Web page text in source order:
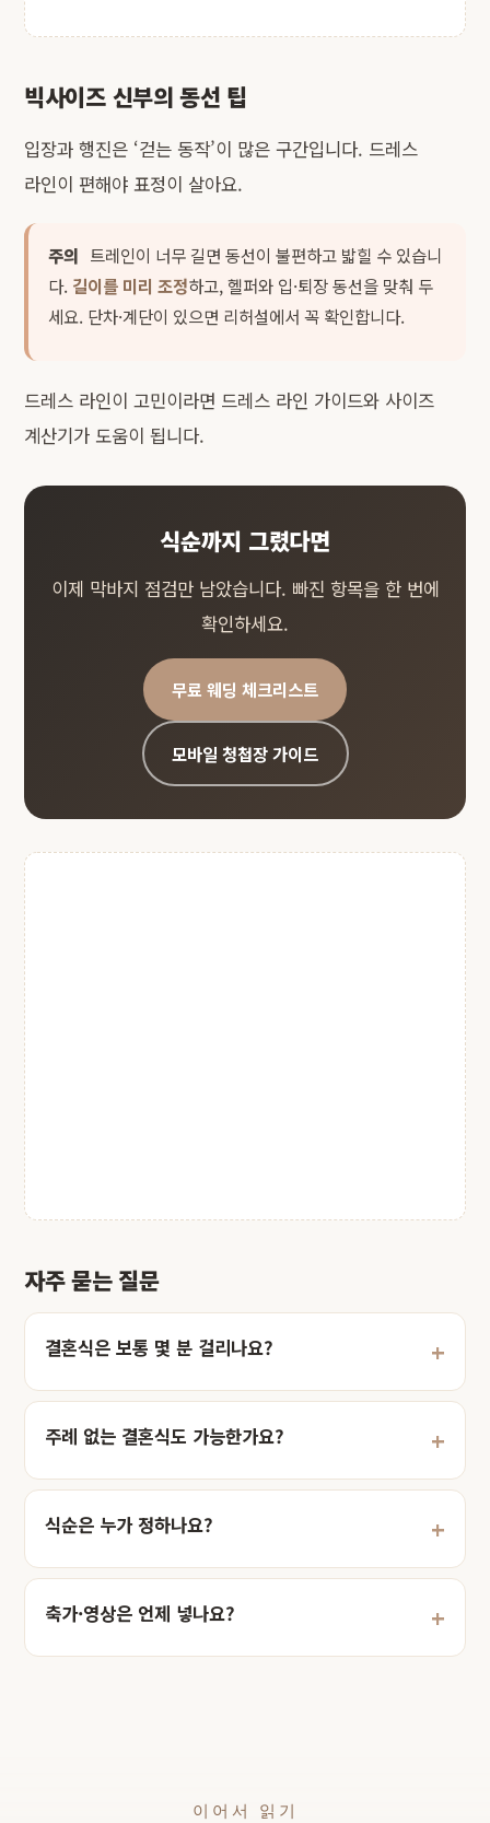
빅사이즈 신부의 동선 팁
입장과 행진은 ‘걷는 동작’이 많은 구간입니다. 드레스
라인이 편해야 표정이 살아요.
주의 트레인이 너무 길면 동선이 불편하고 밟힐 수 있습니
다. 길이를 미리 조정하고, 헬퍼와 입·퇴장 동선을 맞춰 두
세요. 단차·계단이 있으면 리허설에서 꼭 확인합니다.
드레스 라인이 고민이라면 드레스 라인 가이드와 사이즈
계산기가 도움이 됩니다.
식순까지 그렸다면
이제 막바지 점검만 남았습니다. 빠진 항목을 한 번에
확인하세요.
무료 웨딩 체크리스트
모바일 청첩장 가이드
자주 묻는 질문
결혼식은 보통 몇 분 걸리나요?
주례 없는 결혼식도 가능한가요?
식순은 누가 정하나요?
축가·영상은 언제 넣나요?
이어서 읽기